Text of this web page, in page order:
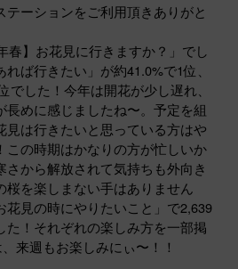
テーションをご利用頂きありがと
春】お花見に行きますか？」でし
ば行きたい」が約41.0%で1位、
でした！今年は開花が少し遅れ、
めに感じましたね〜。予定を組
見は行きたいと思っている方はや
この時期はかなりの方が忙しいか
さから解放されて気持ちも外向き
桜を楽しまない手はありません
花見の時にやりたいこと」で2,639
た！それぞれの楽しみ方を一部掲
来週もお楽しみにぃ〜！！